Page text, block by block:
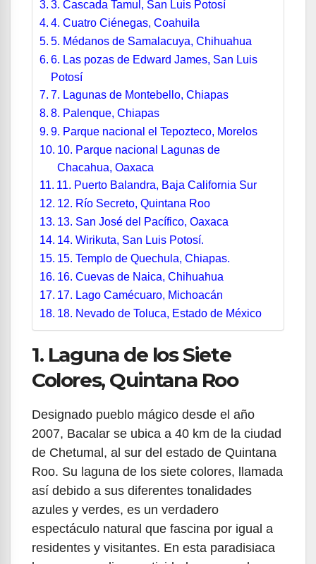
3. Cascada Tamul, San Luis Potosí
4. Cuatro Ciénegas, Coahuila
5. Médanos de Samalacuya, Chihuahua
6. Las pozas de Edward James, San Luis
Potosí
7. Lagunas de Montebello, Chiapas
8. Palenque, Chiapas
9. Parque nacional el Tepozteco, Morelos
10. Parque nacional Lagunas de
Chacahua, Oaxaca
11. Puerto Balandra, Baja California Sur
12. Río Secreto, Quintana Roo
13. San José del Pacífico, Oaxaca
14. Wirikuta, San Luis Potosí.
15. Templo de Quechula, Chiapas.
16. Cuevas de Naica, Chihuahua
17. Lago Camécuaro, Michoacán
18. Nevado de Toluca, Estado de México
1. Laguna de los Siete
Colores, Quintana Roo
Designado pueblo mágico desde el año
2007, Bacalar se ubica a 40 km de la ciudad
de Chetumal, al sur del estado de Quintana
Roo. Su laguna de los siete colores, llamada
así debido a sus diferentes tonalidades
azules y verdes, es un verdadero
espectáculo natural que fascina por igual a
residentes y visitantes. En esta paradisiaca